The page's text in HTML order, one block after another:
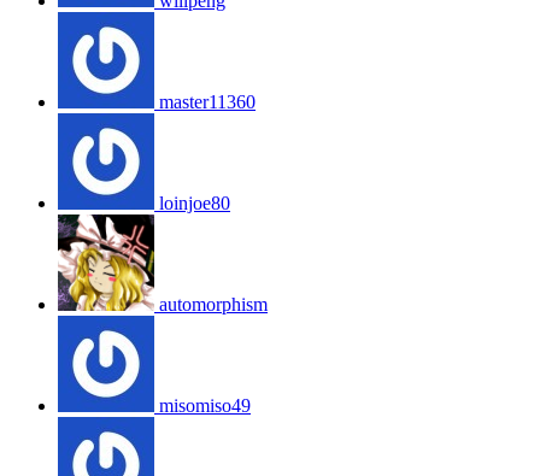
master11360
loinjoe80
automorphism
misomiso49